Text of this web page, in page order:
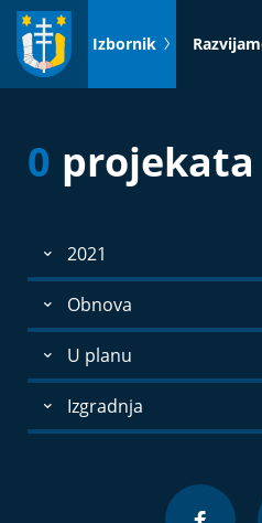
Idi
sadržaj
Izbornik
0 projekata
2021
Obnova
U planu
Izgradnja